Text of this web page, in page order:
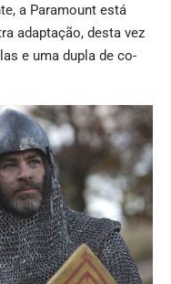
a Paramount está
adaptação, desta vez
e uma dupla de co-